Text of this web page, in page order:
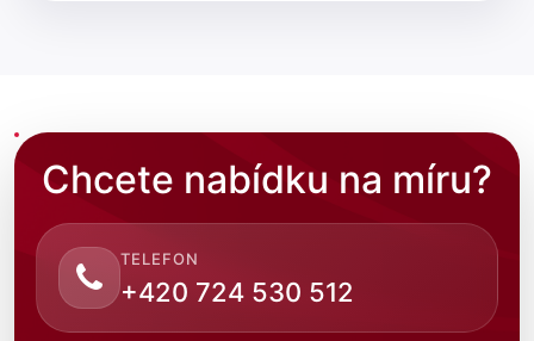
Chcete nabídku na míru?
TELEFON
+420 724 530 512